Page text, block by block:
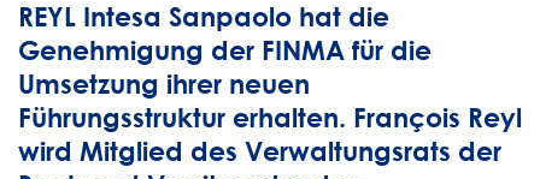
REYL Intesa Sanpaolo hat die
Genehmigung der FINMA für die
Umsetzung ihrer neuen
Führungsstruktur erhalten. François Reyl
wird Mitglied des Verwaltungsrats der